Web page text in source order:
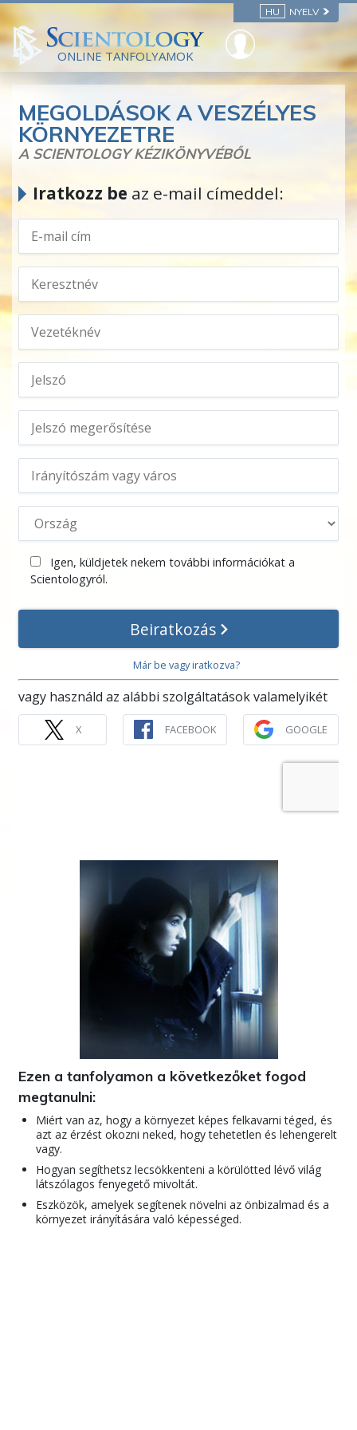
HU NYELV
ONLINE TANFOLYAMOK
MEGOLDÁSOK A VESZÉLYES
KÖRNYEZETRE
A SCIENTOLOGY KÉZIKÖNYVÉBŐL
Iratkozz be az e-mail címeddel:
Igen, küldjetek nekem további információkat a
Scientologyról.
Beiratkozás
Már be vagy iratkozva?
vagy használd az alábbi szolgáltatások valamelyikét
X FACEBOOK GOOGLE
Ezen a tanfolyamon a következőket fogod
megtanulni:
Miért van az, hogy a környezet képes felkavarni téged, és
azt az érzést okozni neked, hogy tehetetlen és lehengerelt
vagy.
Hogyan segíthetsz lecsökkenteni a körülötted lévő világ
látszólagos fenyegető mivoltát.
Eszközök, amelyek segítenek növelni az önbizalmad és a
környezet irányítására való képességed.